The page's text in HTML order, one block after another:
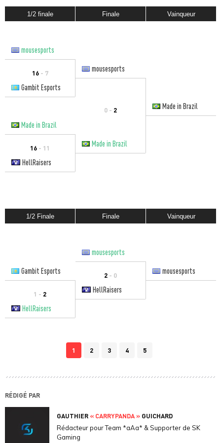
1/2 finale Finale Vainqueur
mousesports
16- 7
mousesports
Gambit Esports
0 - 2
Made in Brazil
Made in Brazil
16 - 11
Made in Brazil
HellRaisers
1/2 Finale Finale Vainqueur
mousesports
Gambit Esports
2 - 0 mousesports
1 - 2
HellRaisers
HellRaisers
1 2 3 4 5
RÉDIGÉ PAR
GAUTHIER « CARRYPANDA » GUICHARD
Rédacteur pour Team *aAa* & Supporter de SK
Gaming